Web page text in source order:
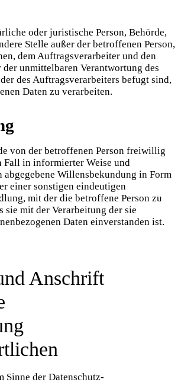
oder juristische Person, Behörde,
Stelle außer der betroffenen Person,
dem Auftragsverarbeiter und den
der unmittelbaren Verantwortung des
des Auftragsverarbeiters befugt sind,
Daten zu verarbeiten.
von der betroffenen Person freiwillig
Fall in informierter Weise und
abgegebene Willensbekundung in Form
einer sonstigen eindeutigen
mit der die betroffene Person zu
sie mit der Verarbeitung der sie
Daten einverstanden ist.
Anschrift
Sinne der Datenschutz-